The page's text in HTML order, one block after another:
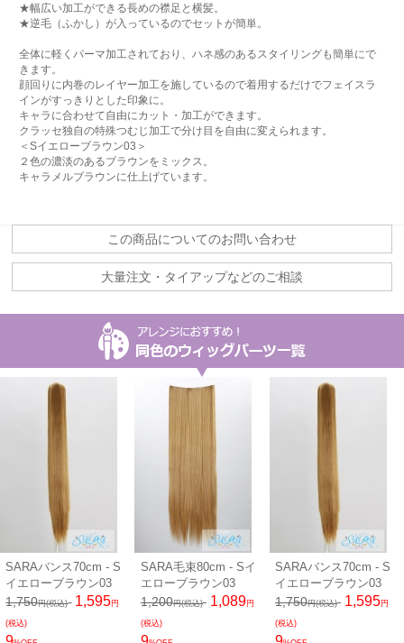
★幅広い加工ができる長めの襟足と横髪。
★逆毛（ふかし）が入っているのでセットが簡単。
全体に軽くパーマ加工されており、ハネ感のあるスタイリングも簡単にで
きます。
顔回りに内巻のレイヤー加工を施しているので着用するだけでフェイスラ
インがすっきりとした印象に。
キャラに合わせて自由にカット・加工ができます。
クラッセ独自の特殊つむじ加工で分け目を自由に変えられます。
＜Sイエローブラウン03＞
２色の濃淡のあるブラウンをミックス。
キャラメルブラウンに仕上げています。
この商品についてのお問い合わせ
大量注文・タイアップなどのご相談
SARAバンス70cm - S
イエローブラウン03
1,750円(税込) 1,595円
(税込)
SARA毛束80cm - Sイ
エローブラウン03
1,200円(税込) 1,089円
(税込)
SARAバンス70cm - S
イエローブラウン03
1,750円(税込) 1,595円
(税込)